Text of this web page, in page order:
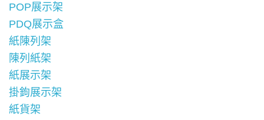
POP展示架
PDQ展示盒
紙陳列架
陳列紙架
紙展示架
掛鉤展示架
紙貨架